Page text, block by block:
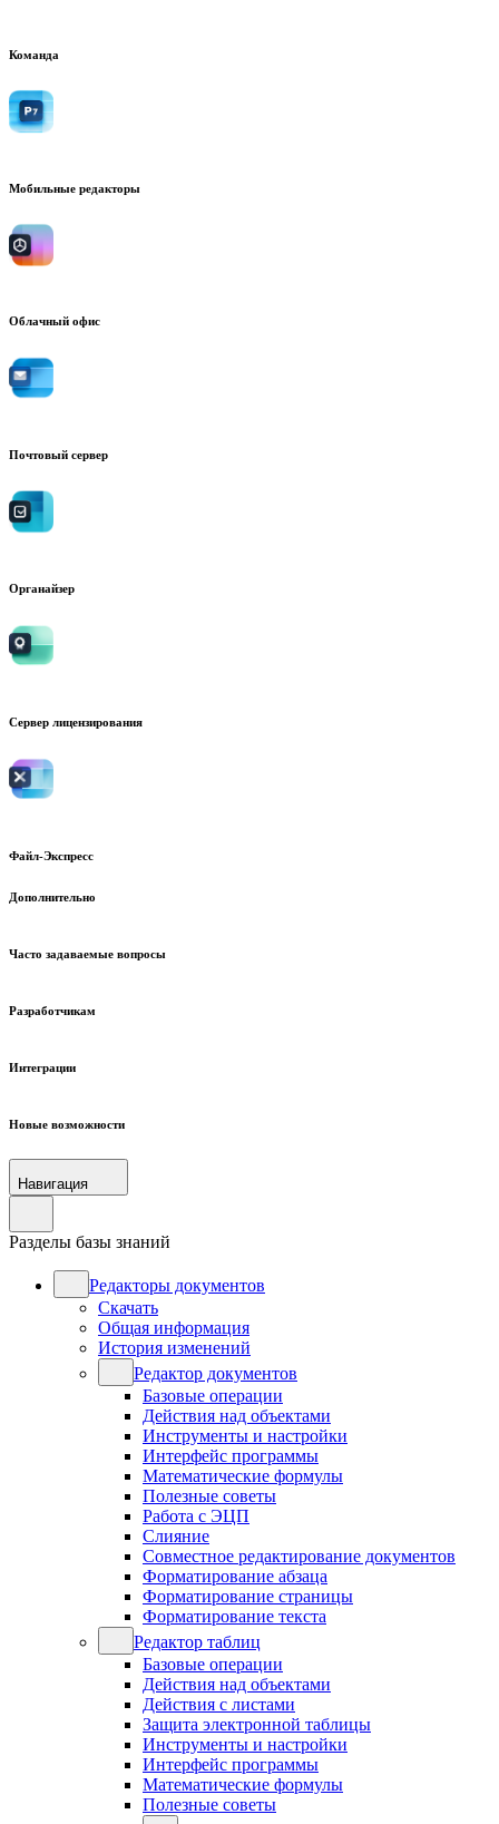
Команда
Мобильные редакторы
Облачный офис
Почтовый сервер
Органайзер
Сервер лицензирования
Файл-Экспресс
Дополнительно
Часто задаваемые вопросы
Разработчикам
Интеграции
Новые возможности
Навигация
Разделы базы знаний
Редакторы документов
Скачать
Общая информация
История изменений
Редактор документов
Базовые операции
Действия над объектами
Инструменты и настройки
Интерфейс программы
Математические формулы
Полезные советы
Работа с ЭЦП
Слияние
Совместное редактирование документов
Форматирование абзаца
Форматирование страницы
Форматирование текста
Редактор таблиц
Базовые операции
Действия над объектами
Действия с листами
Защита электронной таблицы
Инструменты и настройки
Интерфейс программы
Математические формулы
Полезные советы